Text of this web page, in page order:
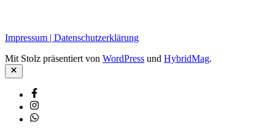
Impressum | Datenschutzerklärung
Mit Stolz präsentiert von WordPress und HybridMag.
Schließen
Facebook
Instagram
Whatsapp